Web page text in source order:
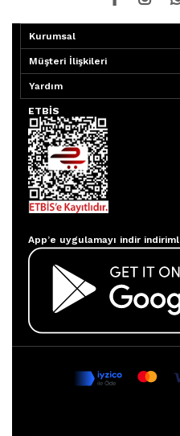
Kurumsal
Müşteri İlişkileri
Yardım
ETBİS
App’e uygulamayı indir